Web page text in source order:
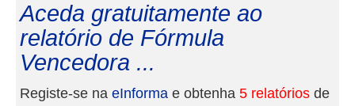
Aceda gratuitamente ao
relatório de Fórmula
Vencedora ...
Registe-se na eInforma e obtenha 5 relatórios de